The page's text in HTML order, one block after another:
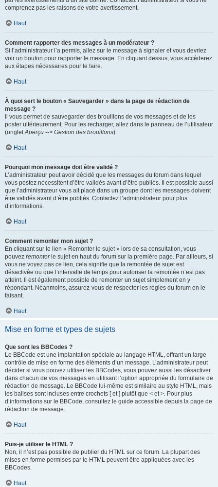
comprenez pas les raisons de votre avertissement.
Haut
Comment rapporter des messages à un modérateur ?
Si l’administrateur l’a permis, allez sur le message à signaler et vous devriez
voir un bouton pour rapporter le message. En cliquant dessus, vous accéderez
aux étapes nécessaires pour le faire.
Haut
À quoi sert le bouton « Sauvegarder » dans la page de rédaction de
message ?
Il vous permet de sauvegarder des brouillons de vos messages et de les
poster ultérieurement. Pour les recharger, allez dans le panneau de l’utilisateur
(ongletAperçu --> Gestion des brouillons).
Haut
Pourquoi mon message doit être validé ?
L’administrateur peut avoir décidé que les messages du forum dans lequel
vous postez nécessitent d’être validés avant d’être publiés. Il est possible aussi
que l’administrateur vous ait placé dans un groupe dont les messages doivent
être validés avant d’être publiés. Contactez l’administrateur pour plus
d’informations.
Haut
Comment remonter mon sujet ?
En cliquant sur le lien « Remonter le sujet » lors de sa consultation, vous
pouvez remonterle sujet en haut du forum sur la première page. Par ailleurs, si
vous ne voyez pas ce lien, cela signifie que la remontée de sujet est
désactivée ou que l’intervalle de temps pour autoriser la remontée n’est pas
atteint. Il est également possible de remonter un sujet simplement en y
répondant. Néanmoins, assurez-vous de respecter les règles du forum en le
faisant.
Haut
Mise en forme et types de sujets
Que sont les BBCodes ?
Le BBCode est une implantation spéciale au langage HTML, offrant un large
contrôle de mise en forme des éléments d’un message. L’administrateur peut
décider si vous pouvez utiliser les BBCodes, vous pouvez aussi les désactiver
dans chacun de vos messages en utilisant l’option appropriée du formulaire de
rédaction de message. Le BBCode lui-même est similaire au style HTML, mais
les balises sont incluses entre crochets [ et ] plutôt que < et >. Pour plus
d’informations sur le BBCode, consultez le guide accessible depuis la page de
rédaction de message.
Haut
Puis-je utiliser le HTML ?
Non, il n’est pas possible de publier du HTML sur ce forum. La plupart des
mises en forme permises par le HTML peuvent être appliquées avec les
BBCodes.
Haut